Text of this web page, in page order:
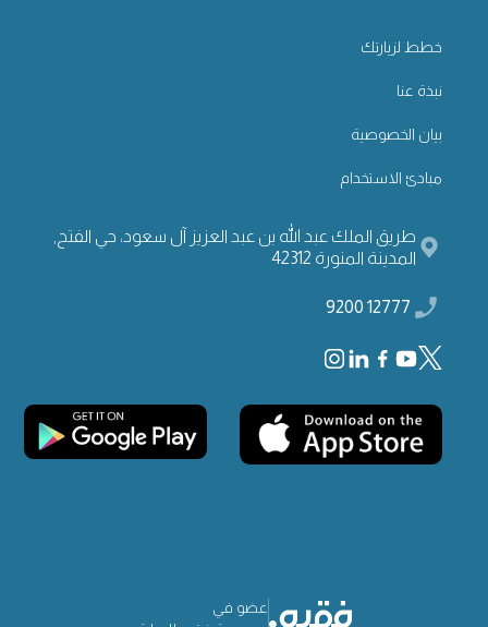
خطط لزيارتك
نبذة عنا
بيان الخصوصية
مبادئ الاستخدام
طريق الملك عبد الله بن عبد العزيز آل سعود، حي الفتح,
المدينة المنورة 42312
12777 9200
عضو في